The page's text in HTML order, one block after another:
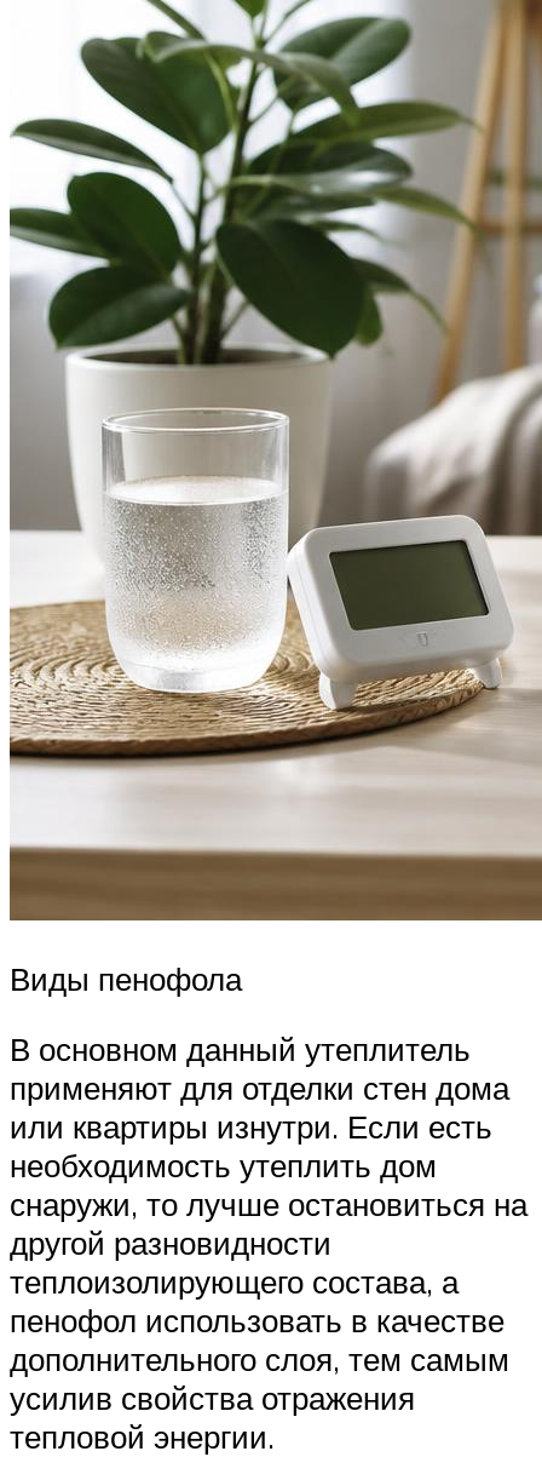
Виды пенофола
В основном данный утеплитель
применяют для отделки стен дома
или квартиры изнутри. Если есть
необходимость утеплить дом
снаружи, то лучше остановиться на
другой разновидности
теплоизолирующего состава, а
пенофол использовать в качестве
дополнительного слоя, тем самым
усилив свойства отражения
тепловой энергии.